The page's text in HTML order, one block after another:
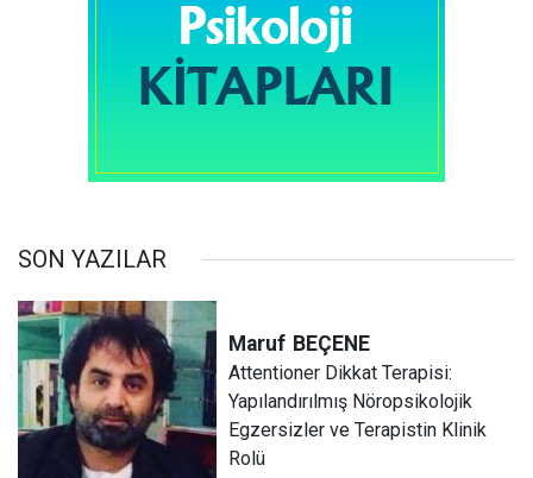
SON YAZILAR
Maruf BEÇENE
Attentioner Dikkat Terapisi:
Yapılandırılmış Nöropsikolojik
Egzersizler ve Terapistin Klinik
Rolü